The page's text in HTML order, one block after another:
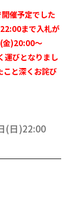
催予定でした
まで入札が
金)20:00～
運びとなりまし
こと深くお詫び
(日)22:00